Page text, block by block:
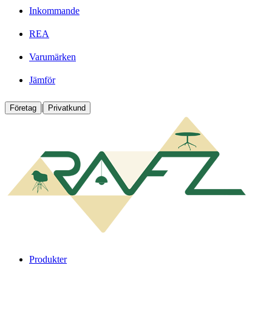
Inkommande
REA
Varumärken
Jämför
Företag | Privatkund
Produkter